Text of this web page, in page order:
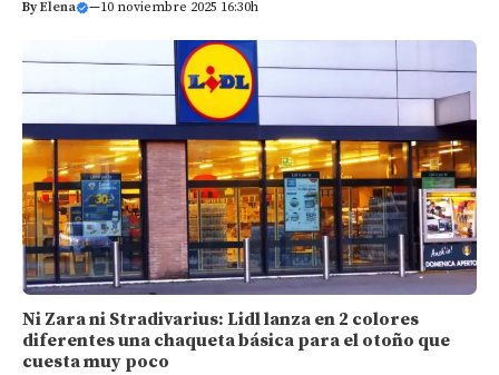
ByElena —10 noviembre 2025 16:30h
Ni Zara ni Stradivarius: Lidl lanza en 2 colores
diferentes una chaqueta básica para el otoño que
cuesta muy poco